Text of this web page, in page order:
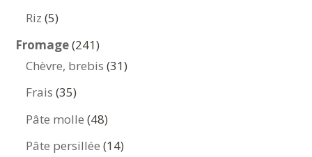
Riz 55
produits
Fromage 241241
produits
Chèvre, brebis 3131
Frais 3535
produits
Pâte molle 4848
produits
Pâte persillée 1414